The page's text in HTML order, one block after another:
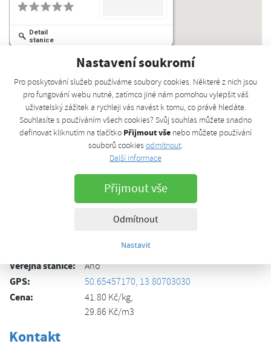
Nastavení soukromí
Pro poskytování služeb používáme soubory cookies. Některé z nich jsou
pro fungování webu nutné, zatímco jiné nám pomohou vylepšit váš
uživatelský zážitek a rychleji vás navést k tomu, co právě hledáte.
Souhlasíte s používáním všech cookies? Svůj souhlas můžete snadno
definovat kliknutím na tlačítko Přijmout vše nebo můžete používání
souborů cookies odmítnout.
Další informace
Přijmout vše
Odmítnout
Nastavit
Detail
stanice
Další informace
Po-Ne: 00:00 - 24:00
Veřejná stanice: Ano
GPS: 50.65457170, 13.80703030
Cena:
41.80 Kč/kg,
29.86 Kč/m3
Kontakt